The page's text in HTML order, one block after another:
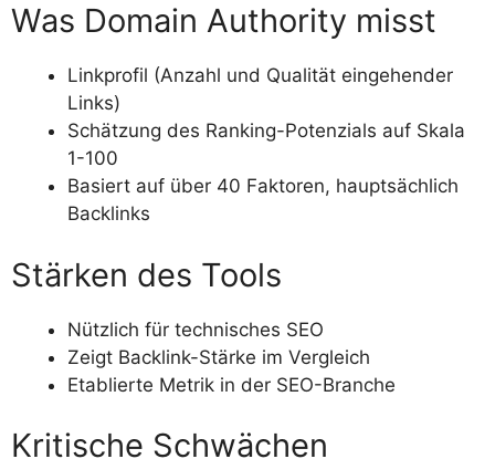
Was Domain Authority misst
Linkprofil (Anzahl und Qualität eingehender
Links)
Schätzung des Ranking-Potenzials auf Skala
1-100
Basiert auf über 40 Faktoren, hauptsächlich
Backlinks
Stärken des Tools
Nützlich für technisches SEO
Zeigt Backlink-Stärke im Vergleich
Etablierte Metrik in der SEO-Branche
Kritische Schwächen